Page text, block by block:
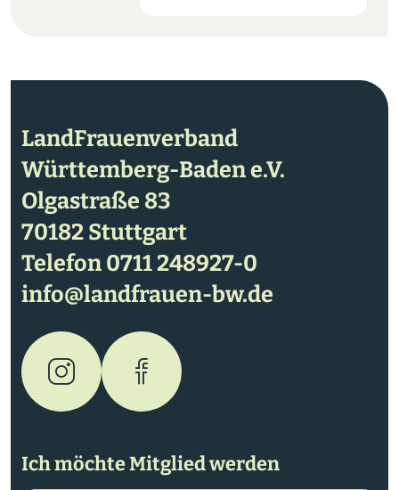
LandFrauenverband
Württemberg-Baden e.V.
Olgastraße 83
70182 Stuttgart
Telefon0711 248927-0
info@landfrauen-bw.de
Ich möchte Mitglied werden